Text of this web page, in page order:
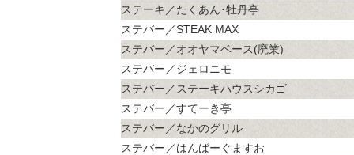
ステーキ／たくあん･牡丹亭
ステバー／STEAK MAX
ステバー／オオヤマベース(廃業)
ステバー／ジェロニモ
ステバー／ステーキハウスシカゴ
ステバー／すてーき亭
ステバー／なかのグリル
ステバー／はんばーぐますお